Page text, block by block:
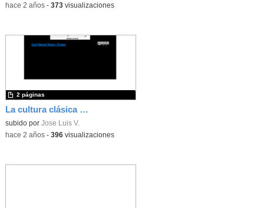
-hace 2 años- 373visualizaciones
La cultura clásica de Grecia y Roma
subido por Jose Luis V.
2 páginas
-hace 2 años- 396visualizaciones